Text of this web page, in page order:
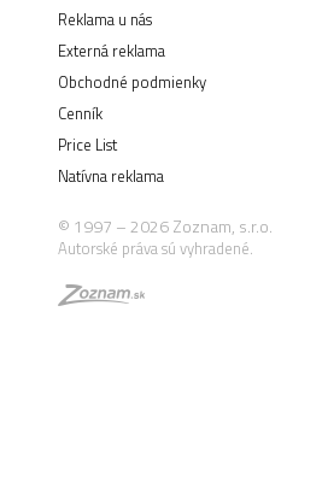
Reklama u nás
Externá reklama
Obchodné podmienky
Cenník
Price List
Natívna reklama
© 1997 – 2026 Zoznam, s.r.o.
Autorské práva sú vyhradené.